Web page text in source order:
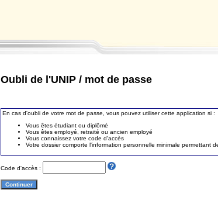
Oubli de l'UNIP / mot de passe
En cas d'oubli de votre mot de passe, vous pouvez utiliser cette application si :
Vous êtes étudiant ou diplômé
Vous êtes employé, retraité ou ancien employé
Vous connaissez votre code d'accès
Votre dossier comporte l'information personnelle minimale permettant
Code d'accès :